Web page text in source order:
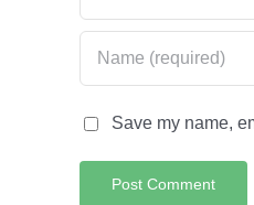
Save my name,